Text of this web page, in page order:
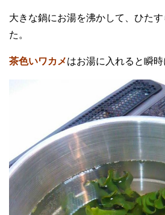
大きな鍋にお湯を沸かして、ひた
た。
茶色いワカメはお湯に入れると瞬時